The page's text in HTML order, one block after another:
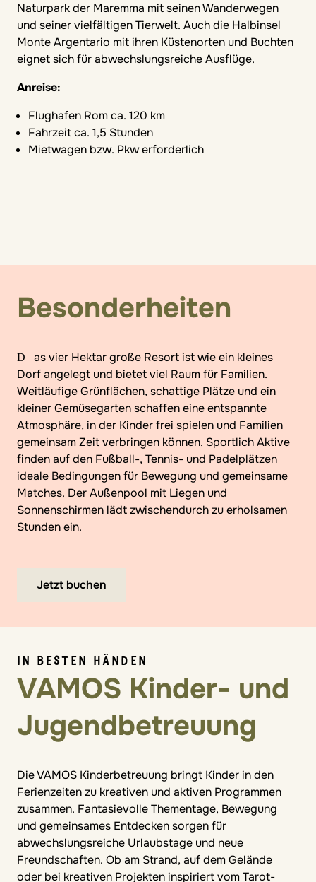
Naturpark der Maremma mit seinen Wanderwegen
und seiner vielfältigen Tierwelt. Auch die Halbinsel
Monte Argentario mit ihren Küstenorten und Buchten
eignet sich für abwechslungsreiche Ausflüge.
Anreise:
Flughafen Rom ca. 120 km
Fahrzeit ca. 1,5 Stunden
Mietwagen bzw. Pkw erforderlich
Besonderheiten
ChatGPT:ChatGPT:ChatGPT:
Das vier Hektar große Resort ist wie ein kleines
Dorf angelegt und bietet viel Raum für Familien.
Weitläufige Grünflächen, schattige Plätze und ein
kleiner Gemüsegarten schaffen eine entspannte
Atmosphäre, in der Kinder frei spielen und Familien
gemeinsam Zeit verbringen können. Sportlich Aktive
finden auf den Fußball-, Tennis- und Padelplätzen
ideale Bedingungen für Bewegung und gemeinsame
Matches. Der Außenpool mit Liegen und
Sonnenschirmen lädt zwischendurch zu erholsamen
Stunden ein.
Jetzt buchen
IN BESTEN HÄNDEN
VAMOS Kinder- und
Jugendbetreuung
Die VAMOS Kinderbetreuung bringt Kinder in den
Ferienzeiten zu kreativen und aktiven Programmen
zusammen. Fantasievolle Thementage, Bewegung
und gemeinsames Entdecken sorgen für
abwechslungsreiche Urlaubstage und neue
Freundschaften. Ob am Strand, auf dem Gelände
oder bei kreativen Projekten inspiriert vom Tarot-